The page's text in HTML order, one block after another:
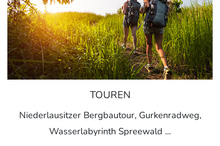
TOUREN
Niederlausitzer Bergbautour, Gurkenradweg,
Wasserlabyrinth Spreewald ...